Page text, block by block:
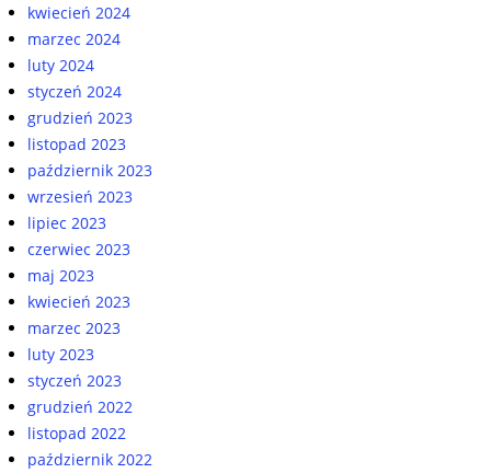
kwiecień 2024
marzec 2024
luty 2024
styczeń 2024
grudzień 2023
listopad 2023
październik 2023
wrzesień 2023
lipiec 2023
czerwiec 2023
maj 2023
kwiecień 2023
marzec 2023
luty 2023
styczeń 2023
grudzień 2022
listopad 2022
październik 2022